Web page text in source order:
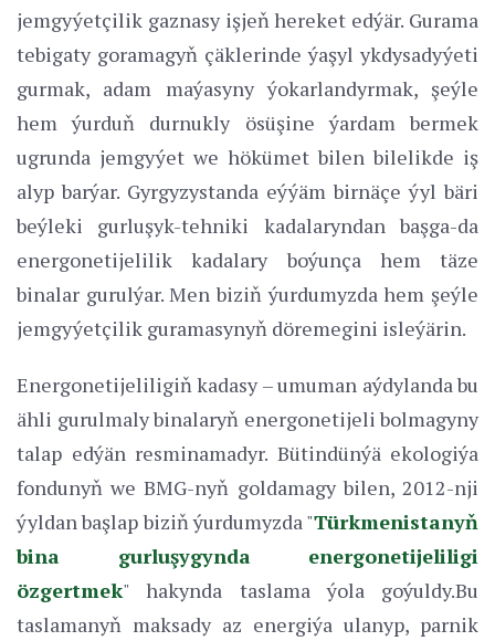
jemgyýetçilik gaznasy işjeň hereket edýär. Gurama
tebigaty goramagyň çäklerinde ýaşyl ykdysadyýeti
gurmak, adam maýasyny ýokarlandyrmak, şeýle
hem ýurduň durnukly ösüşine ýardam bermek
ugrunda jemgyýet we hökümet bilen bilelikde iş
alyp barýar. Gyrgyzystanda eýýäm birnäçe ýyl bäri
beýleki gurluşyk-tehniki kadalaryndan başga-da
energonetijelilik kadalary boýunça hem täze
binalar gurulýar. Men biziň ýurdumyzda hem şeýle
jemgyýetçilik guramasynyň döremegini isleýärin.
Energonetijeliligiň kadasy – umuman aýdylanda bu
ähli gurulmaly binalaryň energonetijeli bolmagyny
talap edýän resminamadyr. Bütindünýä ekologiýa
fondunyň we BMG-nyň goldamagy bilen, 2012-nji
ýyldan başlap biziň ýurdumyzda "Türkmenistanyň
bina gurluşygynda energonetijeliligi
özgertmek" hakynda taslama ýola goýuldy.Bu
taslamanyň maksady az energiýa ulanyp, parnik